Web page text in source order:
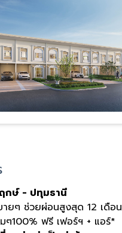
กษ์ - ปทุมธานี
ยๆ ช่วยผ่อนสูงสุด 12 เดือน
ๆ100% ฟรี เฟอร์ฯ + แอร์*